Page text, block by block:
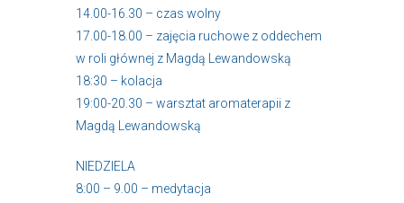
14.00-16.30 – czas wolny
17.00-18.00 – zajęcia ruchowe z oddechem
w roli głównej z Magdą Lewandowską
18:30 – kolacja
19:00-20.30 – warsztat aromaterapii z
Magdą Lewandowską
NIEDZIELA
8:00 – 9.00 – medytacja